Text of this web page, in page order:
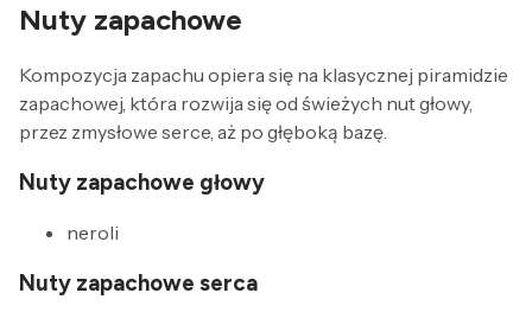
Nuty zapachowe
Kompozycja zapachu opiera się na klasycznej piramidzie
zapachowej, która rozwija się od świeżych nut głowy,
przez zmysłowe serce, aż po głęboką bazę.
Nuty zapachowe głowy
neroli
Nuty zapachowe serca